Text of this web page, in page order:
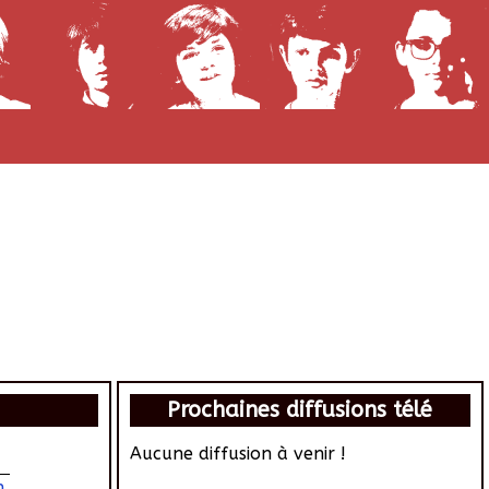
Prochaines diffusions télé
Aucune diffusion à venir !